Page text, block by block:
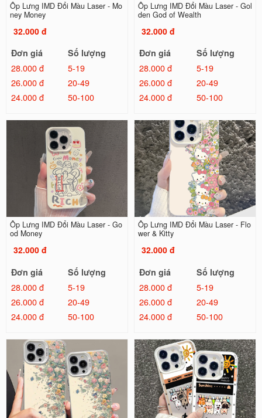
Ốp Lưng IMD Đổi Màu Laser - Mo
ney Money
32.000 đ
Đơn giá
Số lượng
28.000 đ
5-19
26.000 đ
20-49
24.000 đ
50-100
Ốp Lưng IMD Đổi Màu Laser - Gol
den God of Wealth
32.000 đ
Đơn giá
Số lượng
28.000 đ
5-19
26.000 đ
20-49
24.000 đ
50-100
Ốp Lưng IMD Đổi Màu Laser - Go
od Money
32.000 đ
Đơn giá
Số lượng
28.000 đ
5-19
26.000 đ
20-49
24.000 đ
50-100
Ốp Lưng IMD Đổi Màu Laser - Flo
wer & Kitty
32.000 đ
Đơn giá
Số lượng
28.000 đ
5-19
26.000 đ
20-49
24.000 đ
50-100